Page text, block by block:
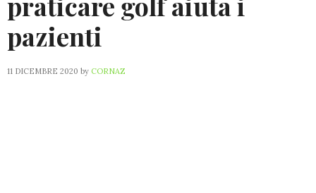
pazienti
11 DICEMBRE 2020 by CORNAZ